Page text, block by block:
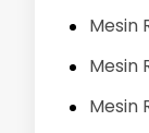
Mesin
Mesin
Mesin